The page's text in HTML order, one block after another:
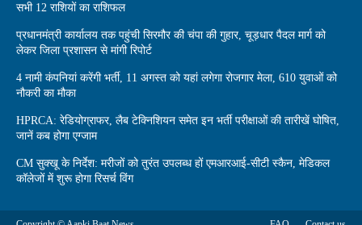
सभी 12 राशियों का राशिफल
प्रधानमंत्री कार्यालय तक पहुंची सिरमौर की चंपा की गुहार, चूड़धार पैदल मार्ग को
लेकर जिला प्रशासन से मांगी रिपोर्ट
4 नामी कंपनियां करेंगी भर्ती, 11 अगस्त को यहां लगेगा रोजगार मेला, 610 युवाओं को
नौकरी का मौका
HPRCA: रेडियोग्राफर, लैब टेक्निशियन समेत इन भर्ती परीक्षाओं की तारीखें घोषित,
जानें कब होगा एग्जाम
CM सुक्खू के निर्देश: मरीजों को तुरंत उपलब्ध हों एमआरआई-सीटी स्कैन, मेडिकल
कॉलेजों में शुरू होगा रिसर्च विंग